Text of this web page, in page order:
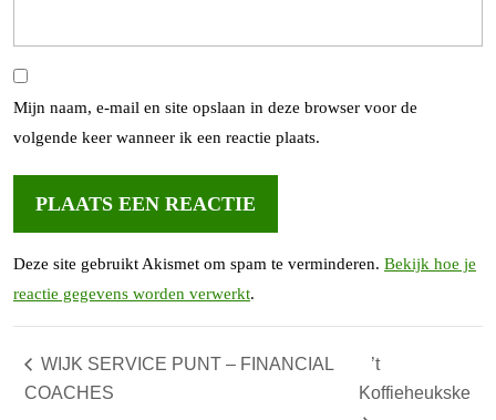
Mijn naam, e-mail en site opslaan in deze browser voor de
volgende keer wanneer ik een reactie plaats.
Deze site gebruikt Akismet om spam te verminderen. Bekijk hoe je
reactie gegevens worden verwerkt.
WIJK SERVICE PUNT – FINANCIAL
COACHES
’t
Koffieheukske